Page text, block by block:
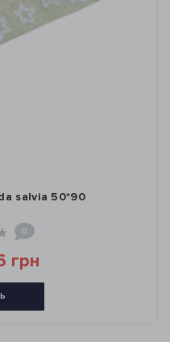
salvia 50*90
0
грн